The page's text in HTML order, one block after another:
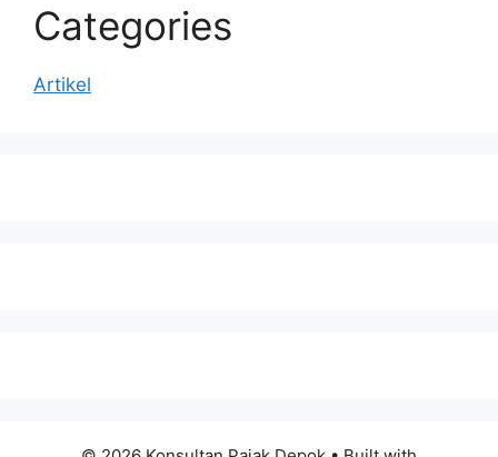
Categories
Artikel